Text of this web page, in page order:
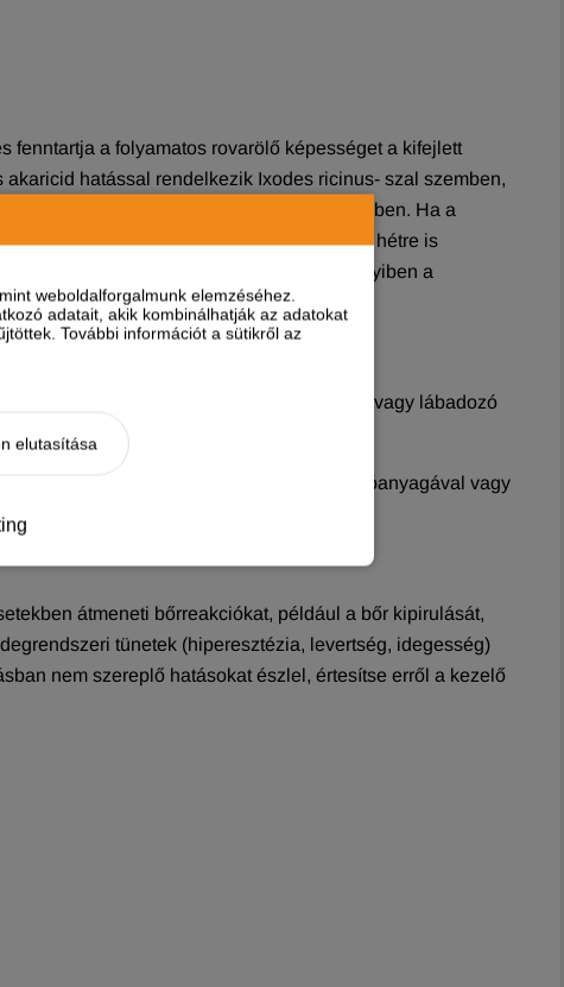
weboldalforgalmunk elemzéséhez.
adatait, akik kombinálhatják az adatokat
További információt a sütikről az
elutasítása
fenntartja a folyamatos rovarölő képességet a kifejlett
hatással rendelkezik Ixodes ricinus- szal szemben,
Dermacentor reticulatus- szal szemben. Ha a
el 48 órán belül, ez az időszak egy hétre is
stratégiájának részeként, amennyiben a
alkalmazható. Nem alkalmazható beteg vagy lábadozó
Nem alkalmazható a készítmény hatóanyagával vagy
átmeneti bőrreakciókat, például a bőr kipirulását,
tünetek (hiperesztézia, levertség, idegesség)
nem szereplő hatásokat észlel, értesítse erről a kezelő